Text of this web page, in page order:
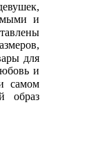
и
для
и
самом
образ